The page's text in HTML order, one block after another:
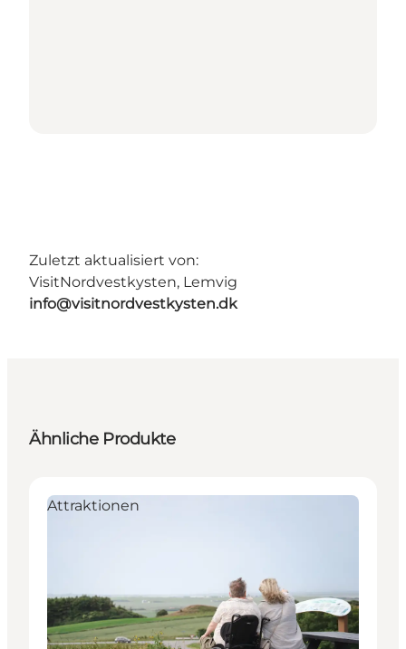
Zuletzt aktualisiert von:
VisitNordvestkysten, Lemvig
info@visitnordvestkysten.dk
Ähnliche Produkte
Attraktionen